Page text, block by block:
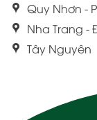
Quy Nhơn -
Nha Trang -
Tây Nguyên